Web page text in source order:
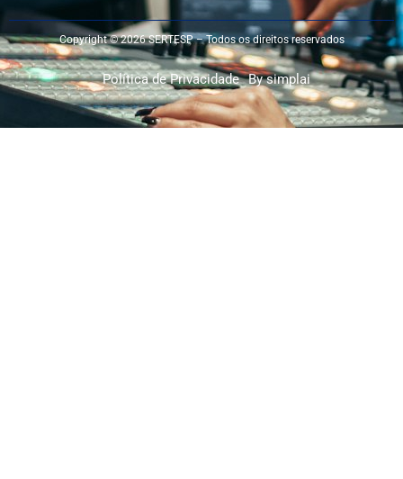
Copyright © 2026 SERTESP – Todos os direitos reservados
Política de Privacidade By simplai